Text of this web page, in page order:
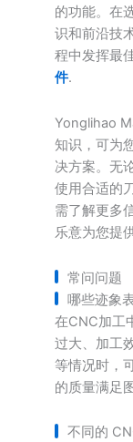
的功能。在
识和前沿技
程中发挥最
件.
Yonglihao
知识，可为
决方案。无
使用合适的
需了解更多
乐意为您提
常问问题
哪些迹象
在CNC加工
过大、加工
等情况时，
的质量满足
不同的